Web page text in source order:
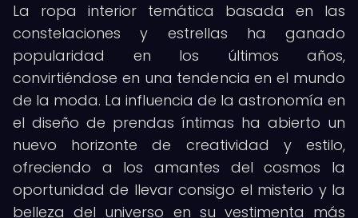
La ropa interior temática basada en las
constelaciones y estrellas ha ganado
popularidad en los últimos años,
convirtiéndose en una tendencia en el mundo
de la moda. La influencia de la astronomía en
el diseño de prendas íntimas ha abierto un
nuevo horizonte de creatividad y estilo,
ofreciendo a los amantes del cosmos la
oportunidad de llevar consigo el misterio y la
belleza del universo en su vestimenta más